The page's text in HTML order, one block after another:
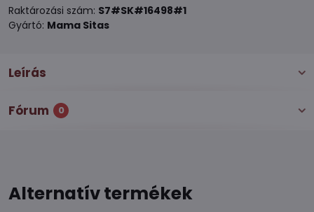
Raktározási szám: S7#SK#16498#1
Gyártó: Mama Sitas
Leírás
Fórum 0
Alternatív termékek